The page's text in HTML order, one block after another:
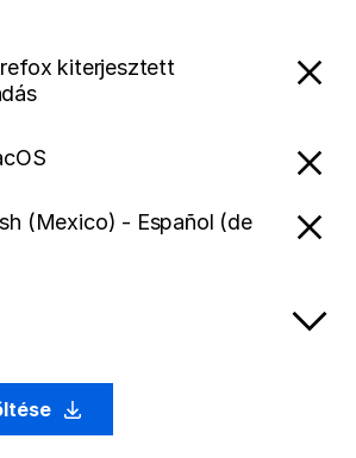
kiterjesztett
(Mexico) - Español (de